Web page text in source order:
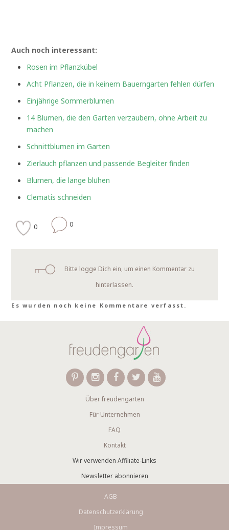
Auch noch interessant:
Rosen im Pflanzkübel
Acht Pflanzen, die in keinem Bauerngarten fehlen dürfen
Einjährige Sommerblumen
14 Blumen, die den Garten verzaubern, ohne Arbeit zu
machen
Schnittblumen im Garten
Zierlauch pflanzen und passende Begleiter finden
Blumen, die lange blühen
Clematis schneiden
0 0
Bitte logge Dich ein, um einen Kommentar zu
hinterlassen.
Es wurden noch keine Kommentare verfasst.
Über freudengarten
Für Unternehmen
FAQ
Kontakt
Wir verwenden Affiliate-Links
Newsletter abonnieren
AGB
Datenschutzerklärung
Impressum